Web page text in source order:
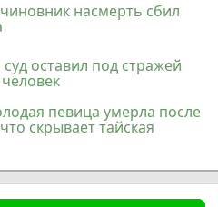
насмерть сбил
оставил под стражей
певица умерла после
скрывает тайская